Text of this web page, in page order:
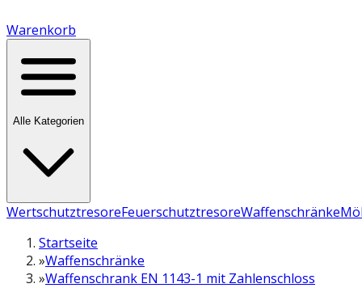
Warenkorb
Alle Kategorien
WertschutztresoreFeuerschutztresoreWaffenschränke
Startseite
»Waffenschränke
»Waffenschrank EN 1143-1 mit Zahlenschloss